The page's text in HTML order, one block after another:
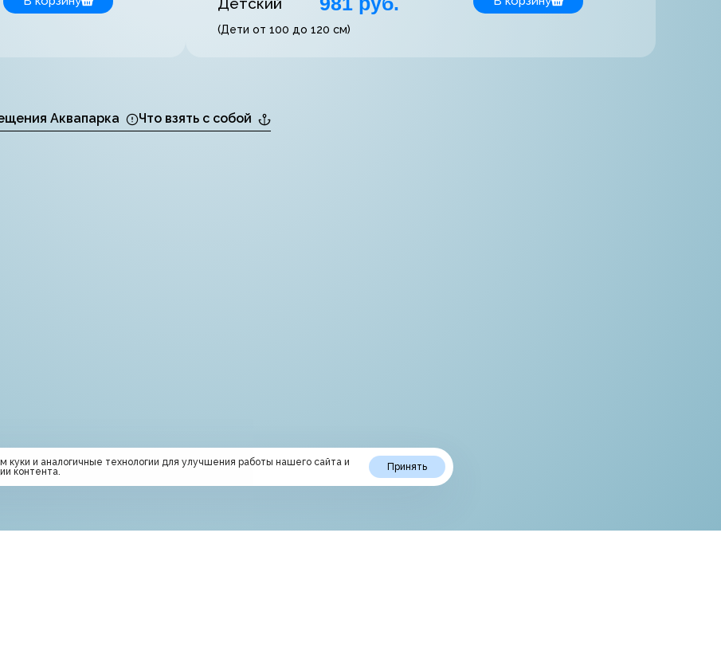
(Дети от 100 до 120 см)
Аквапарка Что взять с собой
куки и аналогичные технологии для улучшения работы нашего сайта и
контента.
Принять